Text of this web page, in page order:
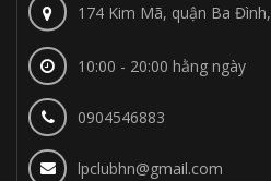
174 Kim Mã, quận Ba
10:00 - 20:00 hằng ngày
0904546883
lpclubhn@gmail.com